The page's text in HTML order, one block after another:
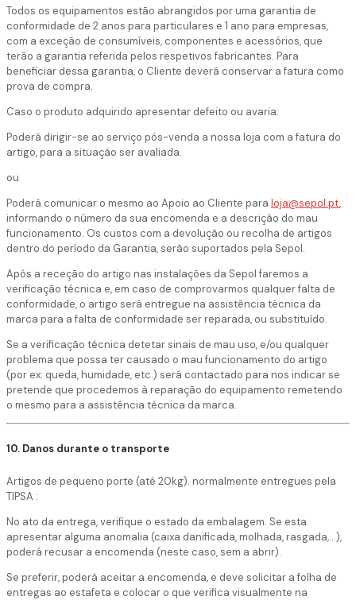
Todos os equipamentos estão abrangidos por uma garantia de
conformidade de 2 anos para particulares e 1 ano para empresas,
com a exceção de consumíveis, componentes e acessórios, que
terão a garantia referida pelos respetivos fabricantes. Para
beneficiar dessa garantia, o Cliente deverá conservar a fatura como
prova de compra.
Caso o produto adquirido apresentar defeito ou avaria:
Poderá dirigir-se ao serviço pós-venda a nossa loja com a fatura do
artigo, para a situação ser avaliada.
ou
Poderá comunicar o mesmo ao Apoio ao Cliente para loja@sepol.pt,
informando o número da sua encomenda e a descrição do mau
funcionamento. Os custos com a devolução ou recolha de artigos
dentro do período da Garantia, serão suportados pela Sepol.
Após a receção do artigo nas instalações da Sepol faremos a
verificação técnica e, em caso de comprovarmos qualquer falta de
conformidade, o artigo será entregue na assistência técnica da
marca para a falta de conformidade ser reparada, ou substituído.
Se a verificação técnica detetar sinais de mau uso, e/ou qualquer
problema que possa ter causado o mau funcionamento do artigo
(por ex: queda, humidade, etc.) será contactado para nos indicar se
pretende que procedemos à reparação do equipamento remetendo
o mesmo para a assistência técnica da marca.
10. Danos durante o transporte
Artigos de pequeno porte (até 20kg). normalmente entregues pela
TIPSA :
No ato da entrega, verifique o estado da embalagem. Se esta
apresentar alguma anomalia (caixa danificada, molhada, rasgada,...),
poderá recusar a encomenda (neste caso, sem a abrir).
Se preferir, poderá aceitar a encomenda, e deve solicitar a folha de
entregas ao estafeta e colocar o que verifica visualmente na